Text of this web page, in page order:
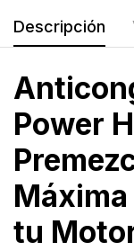
Descripción
Power
tu